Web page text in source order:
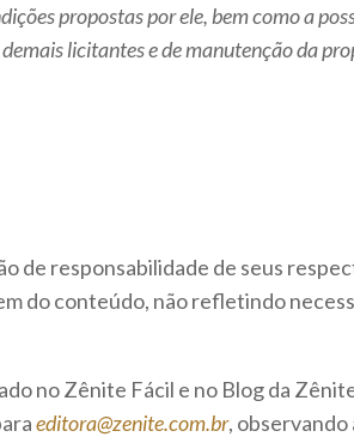
propostas por ele, bem como a
licitantes e de manutenção da
de responsabilidade de seus
do conteúdo, não refletindo
no Zênite Fácil e no Blog da
editora@zenite.com.br, observando